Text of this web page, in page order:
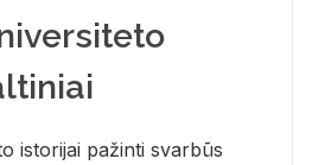
is­to­ri­jai pa­žin­ti svar­būs